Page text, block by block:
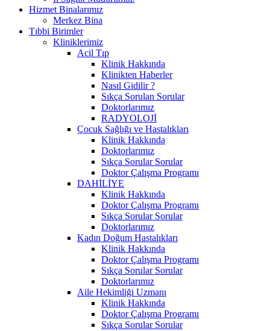
Hizmet Binalarımız
Merkez Bina
Tıbbi Birimler
Kliniklerimiz
Acil Tıp
Klinik Hakkında
Klinikten Haberler
Nasıl Gidilir ?
Sıkça Sorulan Sorular
Doktorlarımız
RADYOLOJİ
Çocuk Sağlığı ve Hastalıkları
Klinik Hakkında
Doktorlarımız
Sıkça Sorular Sorular
Doktor Çalışma Programı
DAHİLİYE
Klinik Hakkında
Doktor Çalışma Programı
Sıkça Sorular Sorular
Doktorlarımız
Kadın Doğum Hastalıkları
Klinik Hakkında
Doktor Çalışma Programı
Sıkça Sorular Sorular
Doktorlarımız
Aile Hekimliği Uzmanı
Klinik Hakkında
Doktor Çalışma Programı
Sıkça Sorular Sorular